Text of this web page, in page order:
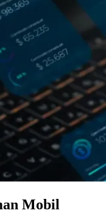
Mobil